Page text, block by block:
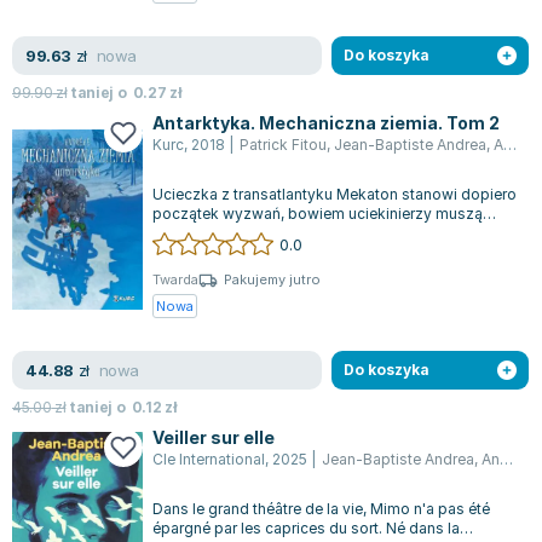
Agata Passent
Michel Moran
Maciej Orłoś
Jo Nesbo
Katarzyna Miller
Antoine de Saint Exupery
Lew Tołstoj
Mark Twain
Marcin Meller
ks. Piotr Pawlukiewicz
Jarosław Sokołowski
Piotr Latocha
Michael Scott
Piotr Semka
Jarosław Iwaszkiewicz
99.63 zł nowa
99.90złtaniej o 0.27 zł
Do koszyka
Antarktyka. Mechaniczna ziemia. Tom 2
Kurc, 2018 Patrick Fitou, Jean-Baptiste Andrea, Andreae Jean-Baptiste
Ucieczka z transatlantyku Mekaton stanowi dopiero
początek wyzwań, bowiem uciekinierzy muszą
mierzyć się z bezkresnymi lodowymi pu...
0.0
Twarda
Pakujemy jutro
Nowa
44.88 zł nowa
45.00złtaniej o 0.12 zł
Do koszyka
Veiller sur elle
Cle International, 2025 Jean-Baptiste Andrea, Andreae Jean-Baptiste
Dans le grand théâtre de la vie, Mimo n'a pas été
épargné par les caprices du sort. Né dans la